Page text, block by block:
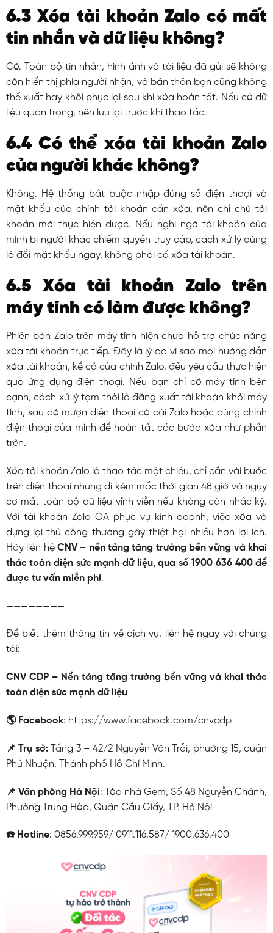
6.3 Xóa tài khoản Zalo có mất
tin nhắn và dữ liệu không?
Có. Toàn bộ tin nhắn, hình ảnh và tài liệu đã gửi sẽ không
còn hiển thị phía người nhận, và bản thân bạn cũng không
thể xuất hay khôi phục lại sau khi xóa hoàn tất. Nếu có dữ
liệu quan trọng, nên lưu lại trước khi thao tác.
6.4 Có thể xóa tài khoản Zalo
của người khác không?
Không. Hệ thống bắt buộc nhập đúng số điện thoại và
mật khẩu của chính tài khoản cần xóa, nên chỉ chủ tài
khoản mới thực hiện được. Nếu nghi ngờ tài khoản của
mình bị người khác chiếm quyền truy cập, cách xử lý đúng
là đổi mật khẩu ngay, không phải cố xóa tài khoản.
6.5 Xóa tài khoản Zalo trên
máy tính có làm được không?
Phiên bản Zalo trên máy tính hiện chưa hỗ trợ chức năng
xóa tài khoản trực tiếp. Đây là lý do vì sao mọi hướng dẫn
xóa tài khoản, kể cả của chính Zalo, đều yêu cầu thực hiện
qua ứng dụng điện thoại. Nếu bạn chỉ có máy tính bên
cạnh, cách xử lý tạm thời là đăng xuất tài khoản khỏi máy
tính, sau đó mượn điện thoại có cài Zalo hoặc dùng chính
điện thoại của mình để hoàn tất các bước xóa như phần
trên.
Xóa tài khoản Zalo là thao tác một chiều, chỉ cần vài bước
trên điện thoại nhưng đi kèm mốc thời gian 48 giờ và nguy
cơ mất toàn bộ dữ liệu vĩnh viễn nếu không cân nhắc kỹ.
Với tài khoản Zalo OA phục vụ kinh doanh, việc xóa và
dựng lại thủ công thường gây thiệt hại nhiều hơn lợi ích.
Hãy liên hệ CNV – nền tảng tăng trưởng bền vững và khai
thác toàn diện sức mạnh dữ liệu, qua số 1900 636 400 để
được tư vấn miễn phí.
————————
Để biết thêm thông tin về dịch vụ, liên hệ ngay với chúng
tôi:
CNV CDP – Nền tảng tăng trưởng bền vững và khai thác
toàn diện sức mạnh dữ liệu
🌎 Facebook: https://www.facebook.com/cnvcdp
📌 Trụ sở:Tầng 3 – 42/2 Nguyễn Văn Trỗi, phường 15, quận
Phú Nhuận, Thành phố Hồ Chí Minh.
📌 Văn phòng Hà Nội: Tòa nhà Gem, Số 48 Nguyễn Chánh,
Phường Trung Hòa, Quận Cầu Giấy, TP. Hà Nội
☎️ Hotline: 0856.999.959/ 0911.116.587/ 1900.636.400